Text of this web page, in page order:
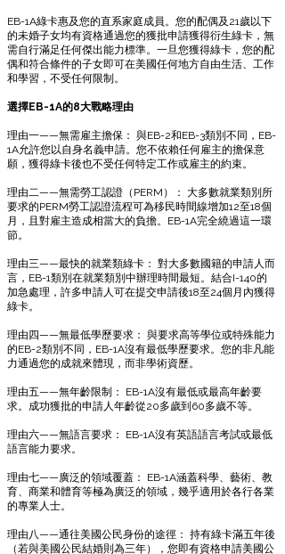
EB-1A綠卡惠及您的直系家庭成員。您的配偶及21歲以下
的未婚子女均有資格通過您的獲批申請獲得衍生綠卡，無
需自行滿足任何傑出能力標準。一旦您獲得綠卡，您的配
偶和符合條件的子女即可在美國任何地方自由生活、工作
和學習，不受任何限制。
選擇EB-1A的8大戰略理由
理由一——無需雇主擔保： 與EB-2和EB-3類別不同，EB-
1A允許您以自身名義申請。您不依賴任何雇主的擔保意
願，獲得綠卡後也不受任何特定工作或雇主的約束。
理由二——無需勞工認證（PERM）： 大多數就業類別所
要求的PERM勞工認證流程可為移民時間線增加12至18個
月，且對雇主造成相當大的負擔。EB-1A完全繞過這一環
節。
理由三——最快的就業類綠卡： 對大多數國籍的申請人而
言，EB-1類別在就業類別中辦理時間最短。結合I-140的
加急處理，許多申請人可在提交申請後18至24個月內獲得
綠卡。
理由四——無最低學歷要求： 與要求高等學位或特殊能力
的EB-2類別不同，EB-1A沒有最低學歷要求。您的非凡能
力通過您的成就來體現，而非學術資歷。
理由五——無年齡限制： EB-1A沒有最低或最高年齡要
求。成功獲批的申請人年齡從20多歲到60多歲不等。
理由六——無語言要求： EB-1A沒有英語語言考試或最低
語言能力要求。
理由七——廣泛的領域覆蓋： EB-1A涵蓋科學、藝術、教
育、商業和體育等極為廣泛的領域，幾乎適用於各行各業
的專業人士。
理由八——通往美國公民身份的途徑： 持有綠卡滿五年後
（若與美國公民結婚則為三年），您即有資格申請美國公